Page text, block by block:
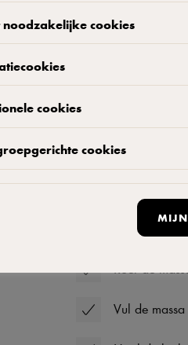
Bereiding
Snijd de
Wrijf de
Voeg de
Roer de
Vul de
cookies
cookies
cookies
MIJN